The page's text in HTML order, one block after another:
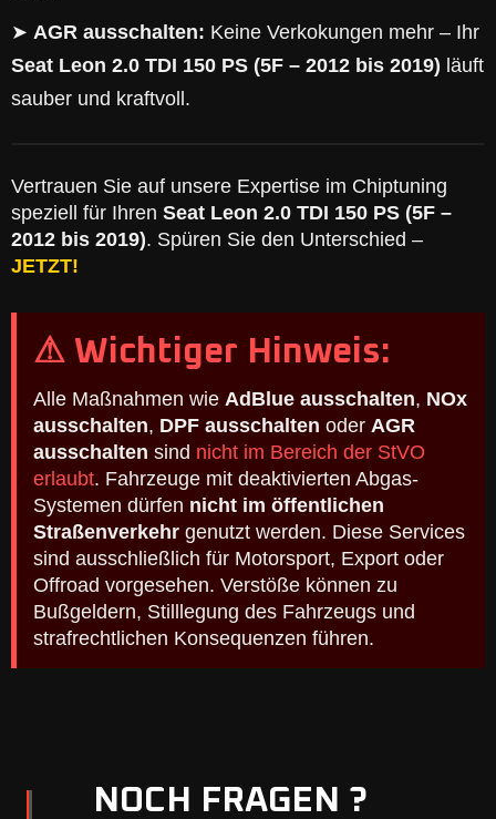
➤ AGR ausschalten: Keine Verkokungen mehr – Ihr
Seat Leon 2.0 TDI 150 PS (5F – 2012 bis 2019) läuft
sauber und kraftvoll.
Vertrauen Sie auf unsere Expertise im Chiptuning
speziell für Ihren Seat Leon 2.0 TDI 150 PS (5F –
2012 bis 2019). Spüren Sie den Unterschied –
JETZT!
⚠ Wichtiger Hinweis:
Alle Maßnahmen wie AdBlue ausschalten, NOx
ausschalten, DPF ausschalten oder AGR
ausschalten sind nicht im Bereich der StVO
erlaubt. Fahrzeuge mit deaktivierten Abgas-
Systemen dürfen nicht im öffentlichen
Straßenverkehr genutzt werden. Diese Services
sind ausschließlich für Motorsport, Export oder
Offroad vorgesehen. Verstöße können zu
Bußgeldern, Stilllegung des Fahrzeugs und
strafrechtlichen Konsequenzen führen.
NOCH FRAGEN ?